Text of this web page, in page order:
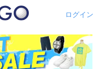
ログイン